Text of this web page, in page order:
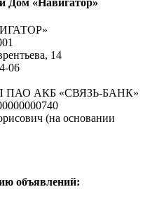
14
06
АКБ «СВЯЗЬ-БАНК»
(на основании
объявлений: